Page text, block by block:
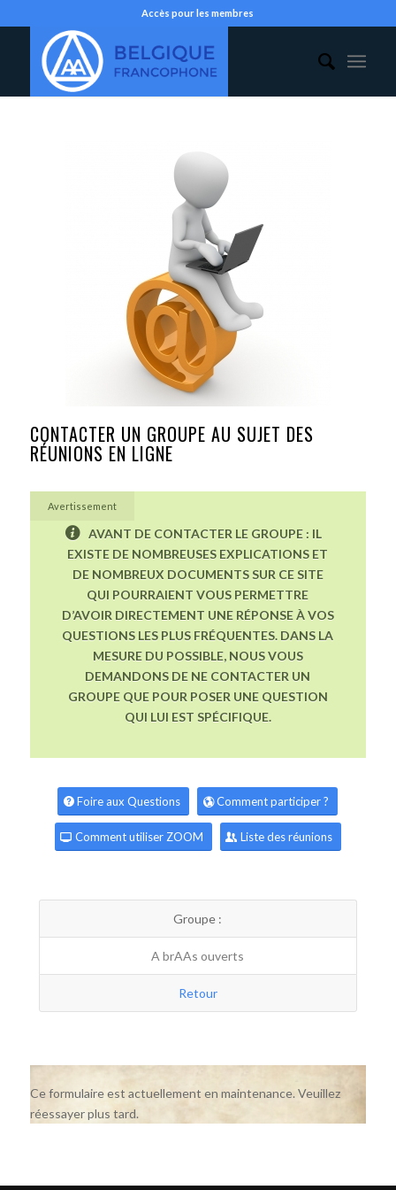
Accès pour les membres
CONTACTER UN GROUPE AU SUJET DES
RÉUNIONS EN LIGNE
Avertissement
AVANT DE CONTACTER LE GROUPE : IL
EXISTE DE NOMBREUSES EXPLICATIONS ET
DE NOMBREUX DOCUMENTS SUR CE SITE
QUI POURRAIENT VOUS PERMETTRE
D’AVOIR DIRECTEMENT UNE RÉPONSE À VOS
QUESTIONS LES PLUS FRÉQUENTES. DANS LA
MESURE DU POSSIBLE, NOUS VOUS
DEMANDONS DE NE CONTACTER UN
GROUPE QUE POUR POSER UNE QUESTION
QUI LUI EST SPÉCIFIQUE.
Foire aux Questions Comment participer ?
Comment utiliser ZOOM Liste des réunions
Groupe :
A brAAs ouverts
Retour
Ce formulaire est actuellement en maintenance. Veuillez
réessayer plus tard.